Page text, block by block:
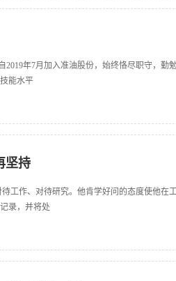
2019年7月加入准油股份，始终恪尽职守，
能水平
坚持
工作、对待研究。他肯学好问的态度使他在
录，并将处